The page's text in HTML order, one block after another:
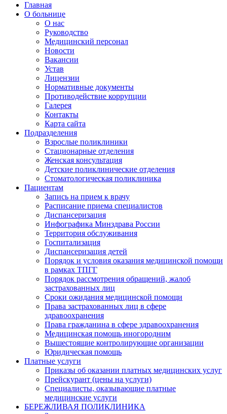
Главная
О больнице
О нас
Руководство
Медицинский персонал
Новости
Вакансии
Устав
Лицензии
Нормативные документы
Противодействие коррупции
Галерея
Контакты
Карта сайта
Подразделения
Взрослые поликлиники
Стационарные отделения
Женская консультация
Детские поликлинические отделения
Стоматологическая поликлиника
Пациентам
Запись на прием к врачу
Расписание приема специалистов
Диспансеризация
Инфографика Минздрава России
Территория обслуживания
Госпитализация
Диспансеризация детей
Порядок и условия оказания медицинской помощи
в рамках ТПГГ
Порядок рассмотрения обращений, жалоб
застрахованных лиц
Сроки ожидания медицинской помощи
Права застрахованных лиц в сфере
здравоохранения
Права гражданина в сфере здравоохранения
Медицинская помощь иногородним
Вышестоящие контролирующие организации
Юридическая помощь
Платные услуги
Приказы об оказании платных медицинских услуг
Прейскурант (цены на услуги)
Специалисты, оказывающие платные
медицинские услуги
БЕРЕЖЛИВАЯ ПОЛИКЛИНИКА